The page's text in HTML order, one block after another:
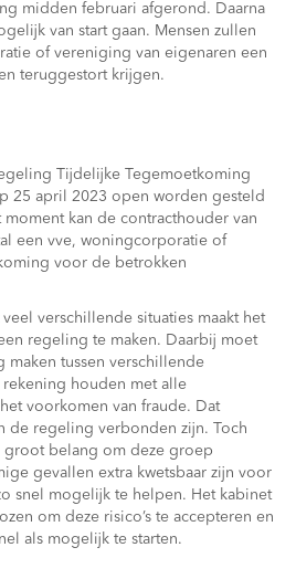
midden februari afgerond. Daarna
van start gaan. Mensen zullen
of vereniging van eigenaren een
teruggestort krijgen.
Tijdelijke Tegemoetkoming
25 april 2023 open worden gesteld
moment kan de contracthouder van
een vve, woningcorporatie of
voor de betrokken
verschillende situaties maakt het
regeling te maken. Daarbij moet
tussen verschillende
houden met alle
voorkomen van fraude. Dat
de regeling verbonden zijn. Toch
belang om deze groep
gevallen extra kwetsbaar zijn voor
snel mogelijk te helpen. Het kabinet
om deze risico’s te accepteren en
als mogelijk te starten.